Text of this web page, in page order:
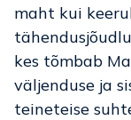
maht kui
kes tõmbab
väljenduse ja
teineteise